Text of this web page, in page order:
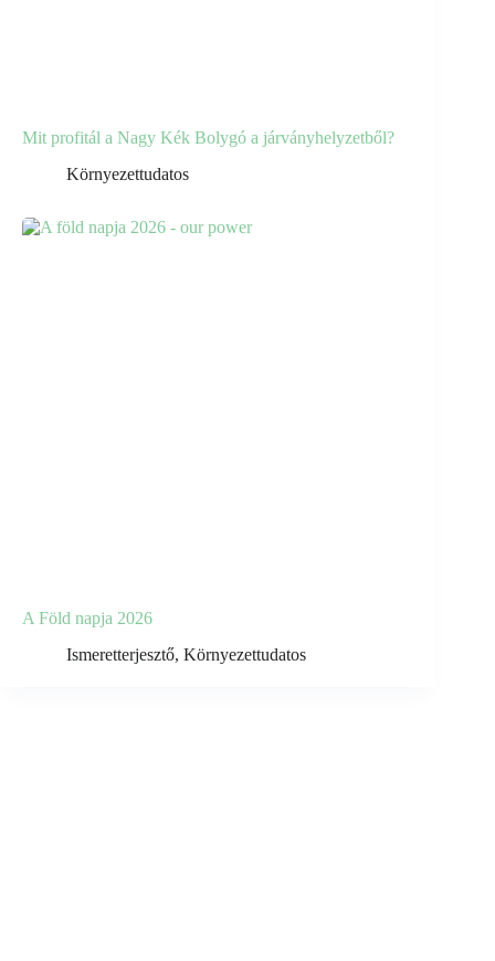
Mit profitál a Nagy Kék Bolygó a járványhelyzetből?
Környezettudatos
A Föld napja 2026
Ismeretterjesztő, Környezettudatos